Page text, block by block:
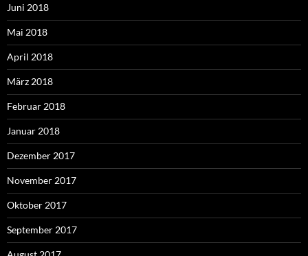
Juni 2018
Mai 2018
April 2018
März 2018
Februar 2018
Januar 2018
Dezember 2017
November 2017
Oktober 2017
September 2017